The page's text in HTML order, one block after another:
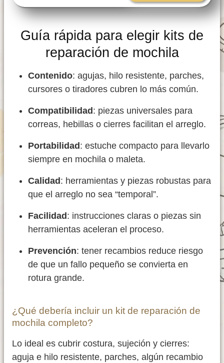
Guía rápida para elegir kits de
reparación de mochila
Contenido: agujas, hilo resistente, parches,
cursores o tiradores cubren lo más común.
Compatibilidad : piezas universales para
correas, hebillas o cierres facilitan el arreglo.
Portabilidad : estuche compacto para llevarlo
siempre en mochila o maleta.
Calidad : herramientas y piezas robustas para
que el arreglo no sea “temporal”.
Facilidad : instrucciones claras o piezas sin
herramientas aceleran el proceso.
Prevención: tener recambios reduce riesgo
de que un fallo pequeño se convierta en
rotura grande.
¿Qué debería incluir un kit de reparación de
mochila completo?
Lo ideal es cubrir costura, sujeción y cierres:
aguja e hilo resistente, parches, algún recambio